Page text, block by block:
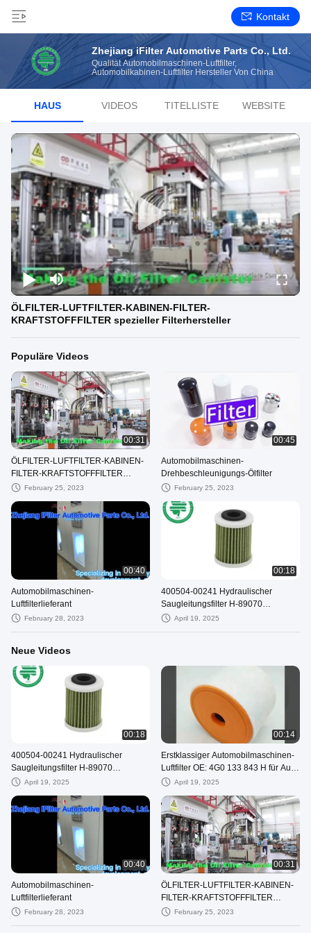
Kontakt
Zhejiang iFilter Automotive Parts Co., Ltd.
Qualität Automobilmaschinen-Luftfilter,
Automobilkabinen-Luftfilter Hersteller Von China
HAUS VIDEOS TITELLISTE WEBSITE
ÖLFILTER-LUFTFILTER-KABINEN-FILTER-
KRAFTSTOFFFILTER spezieller Filterhersteller
Populäre Videos
00:31
ÖLFILTER-LUFTFILTER-KABINEN-
FILTER-KRAFTSTOFFFILTER
spezieller Filterhersteller
February 25, 2023
00:45
Automobilmaschinen-
Drehbeschleunigungs-Ölfilter
February 25, 2023
00:40
Automobilmaschinen-
Luftfilterlieferant
February 28, 2023
00:18
400504-00241 Hydraulischer
Saugleitungsfilter H-89070
SH60695 Hydraulischer Ölsaugfilter
April 19, 2025
Neue Videos
00:18
400504-00241 Hydraulischer
Saugleitungsfilter H-89070
SH60695 Hydraulischer Ölsaugfilter
April 19, 2025
00:14
Erstklassiger Automobilmaschinen-
Luftfilter OE: 4G0 133 843 H für Audi
A6 mit 2.0L Turbo (12-19)
April 19, 2025
00:40
Automobilmaschinen-
Luftfilterlieferant
February 28, 2023
00:31
ÖLFILTER-LUFTFILTER-KABINEN-
FILTER-KRAFTSTOFFFILTER
spezieller Filterhersteller
February 25, 2023